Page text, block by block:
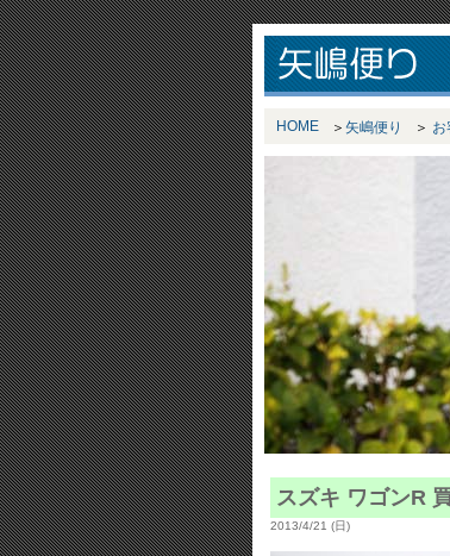
HOME 矢嶋便り お
スズキ ワゴンR
2013/4/21 (日)